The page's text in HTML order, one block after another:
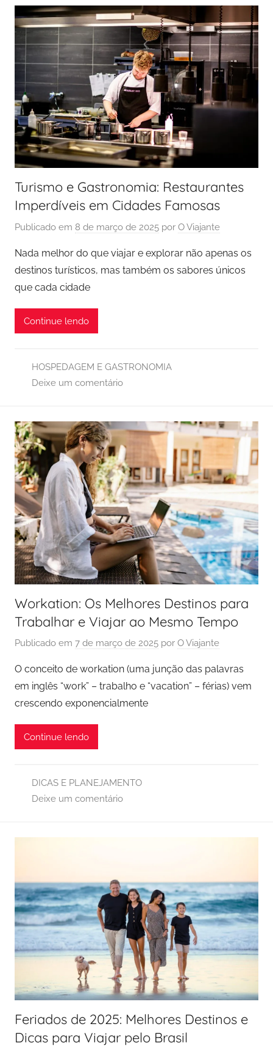
Turismo e Gastronomia: Restaurantes
Imperdíveis em Cidades Famosas
Publicado em 8 de março de 2025 por O Viajante
Nada melhor do que viajar e explorar não apenas os
destinos turísticos, mas também os sabores únicos
que cada cidade
Continue lendo
HOSPEDAGEM E GASTRONOMIA
Deixe um comentário
Workation: Os Melhores Destinos para
Trabalhar e Viajar ao Mesmo Tempo
Publicado em 7 de março de 2025 por O Viajante
O conceito de workation (uma junção das palavras
em inglês “work” – trabalho e “vacation” – férias) vem
crescendo exponencialmente
Continue lendo
DICAS E PLANEJAMENTO
Deixe um comentário
Feriados de 2025: Melhores Destinos e
Dicas para Viajar pelo Brasil